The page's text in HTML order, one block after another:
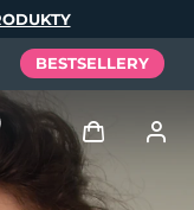
BESTSELLERY